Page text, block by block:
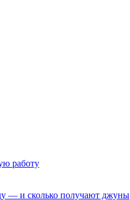
работу
— и сколько получают джуны